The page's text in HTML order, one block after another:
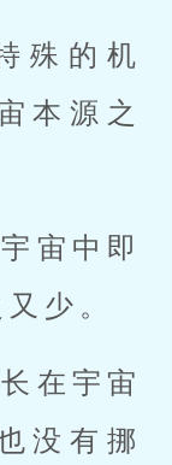
殊的机
本源之
宙中即
少。
在宇宙
没有挪